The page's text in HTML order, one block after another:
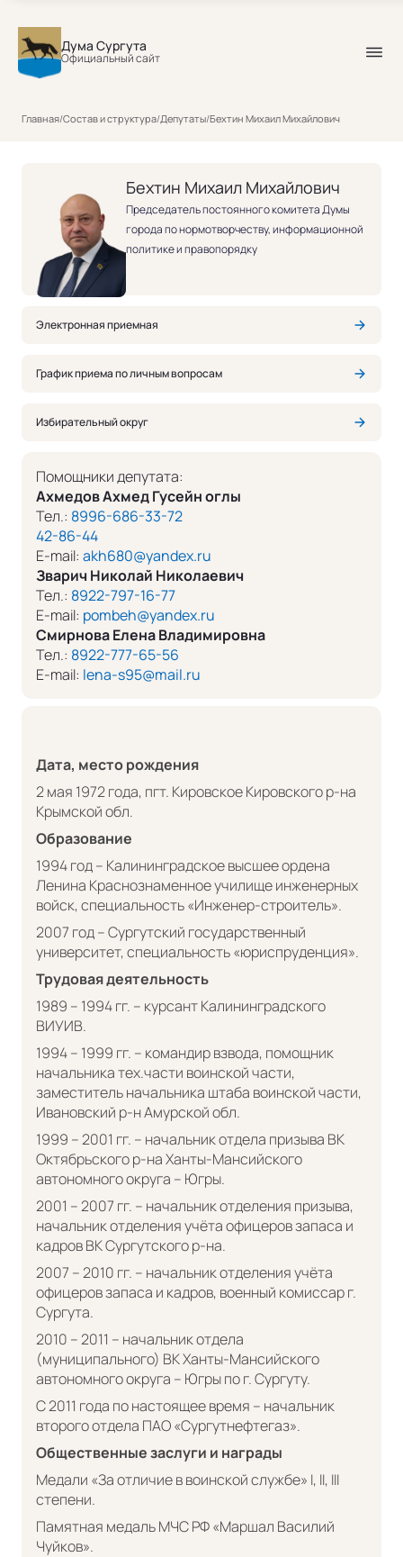
Дума Сургута
Официальный сайт
Главная/Состав и структура/Депутаты/Бехтин Михаил Михайлович
Бехтин Михаил Михайлович
Председатель постоянного комитета Думы
города по нормотворчеству, информационной
политике и правопорядку
Электронная приемная
График приема по личным вопросам
Помощники депутата:
Ахмедов Ахмед Гусейн оглы
Тел.: 8996-686-33-72
42-86-44
E-mail: akh680@yandex.ru
Зварич Николай Николаевич
Тел.: 8922-797-16-77
E-mail: pombeh@yandex.ru
Смирнова Елена Владимировна
Тел.: 8922-777-65-56
E-mail: lena-s95@mail.ru
Избирательный округ
Дата, место рождения
2 мая 1972 года, пгт. Кировское Кировского р-на
Крымской обл.
Образование
1994 год – Калининградское высшее ордена
Ленина Краснознаменное училище инженерных
войск, специальность «Инженер-строитель».
2007 год – Сургутский государственный
университет, специальность «юриспруденция».
Трудовая деятельность
1989 – 1994 гг. – курсант Калининградского
ВИУИВ.
1994 – 1999 гг. – командир взвода, помощник
начальника тех.части воинской части,
заместитель начальника штаба воинской части,
Ивановский р-н Амурской обл.
1999 – 2001 гг. – начальник отдела призыва ВК
Октябрьского р-на Ханты-Мансийского
автономного округа – Югры.
2001 – 2007 гг. – начальник отделения призыва,
начальник отделения учёта офицеров запаса и
кадров ВК Сургутского р-на.
2007 – 2010 гг. – начальник отделения учёта
офицеров запаса и кадров, военный комиссар г.
Сургута.
2010 – 2011 – начальник отдела
(муниципального) ВК Ханты-Мансийского
автономного округа – Югры по г. Сургуту.
С 2011 года по настоящее время – начальник
второго отдела ПАО «Сургутнефтегаз».
Общественные заслуги и награды
Медали «За отличие в воинской службе» I, II, III
степени.
Памятная медаль МЧС РФ «Маршал Василий
Чуйков».